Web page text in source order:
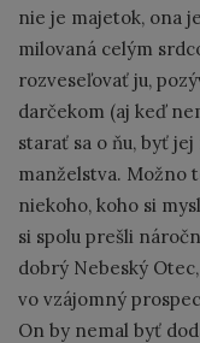
nie je majetok, ona
milovaná celým
rozveseľovať ju,
darčekom (aj keď
starať sa o ňu, byť
manželstva. Možno
niekoho, koho si
si spolu prešli
dobrý Nebeský
vo vzájomný
On by nemal byť